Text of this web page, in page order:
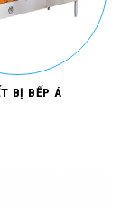
BỊ BẾP Á